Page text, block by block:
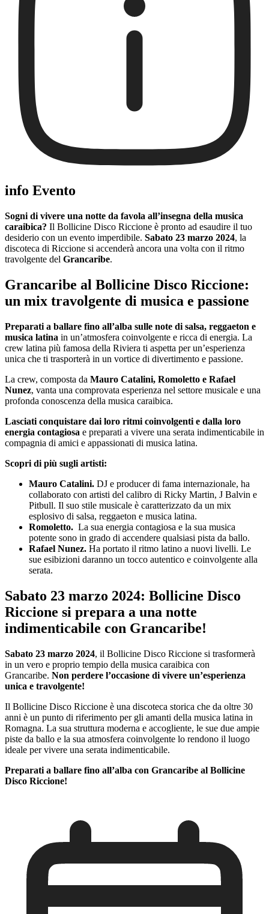
info Evento
Sogni di vivere una notte da favola all’insegna della musica
caraibica? Il Bollicine Disco Riccione è pronto ad esaudire il tuo
desiderio con un evento imperdibile. Sabato 23 marzo 2024, la
discoteca di Riccione si accenderà ancora una volta con il ritmo
travolgente del Grancaribe.
Grancaribe al Bollicine Disco Riccione:
un mix travolgente di musica e passione
Preparati a ballare fino all’alba sulle note di salsa, reggaeton e
musica latina in un’atmosfera coinvolgente e ricca di energia. La
crew latina più famosa della Riviera ti aspetta per un’esperienza
unica che ti trasporterà in un vortice di divertimento e passione.
La crew, composta da Mauro Catalini, Romoletto e Rafael
Nunez, vanta una comprovata esperienza nel settore musicale e una
profonda conoscenza della musica caraibica.
Lasciati conquistare dai loro ritmi coinvolgenti e dalla loro
energia contagiosa e preparati a vivere una serata indimenticabile in
compagnia di amici e appassionati di musica latina.
Scopri di più sugli artisti:
Mauro Catalini. DJ e producer di fama internazionale, ha
collaborato con artisti del calibro di Ricky Martin, J Balvin e
Pitbull. Il suo stile musicale è caratterizzato da un mix
esplosivo di salsa, reggaeton e musica latina.
Romoletto. La sua energia contagiosa e la sua musica
potente sono in grado di accendere qualsiasi pista da ballo.
Rafael Nunez. Ha portato il ritmo latino a nuovi livelli. Le
sue esibizioni daranno un tocco autentico e coinvolgente alla
serata.
Sabato 23 marzo 2024: Bollicine Disco
Riccione si prepara a una notte
indimenticabile con Grancaribe!
Sabato 23 marzo 2024, il Bollicine Disco Riccione si trasformerà
in un vero e proprio tempio della musica caraibica con
Grancaribe. Non perdere l’occasione di vivere un’esperienza
unica e travolgente!
Il Bollicine Disco Riccione è una discoteca storica che da oltre 30
anni è un punto di riferimento per gli amanti della musica latina in
Romagna. La sua struttura moderna e accogliente, le sue due ampie
piste da ballo e la sua atmosfera coinvolgente lo rendono il luogo
ideale per vivere una serata indimenticabile.
Preparati a ballare fino all’alba con Grancaribe al Bollicine
Disco Riccione!